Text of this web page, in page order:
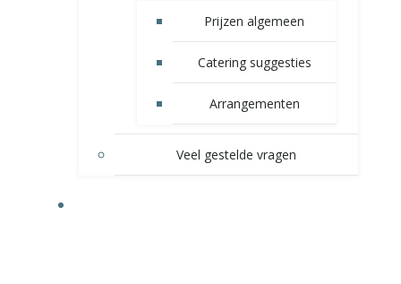
Prijzen algemeen
Catering suggesties
Arrangementen
Veel gestelde vragen